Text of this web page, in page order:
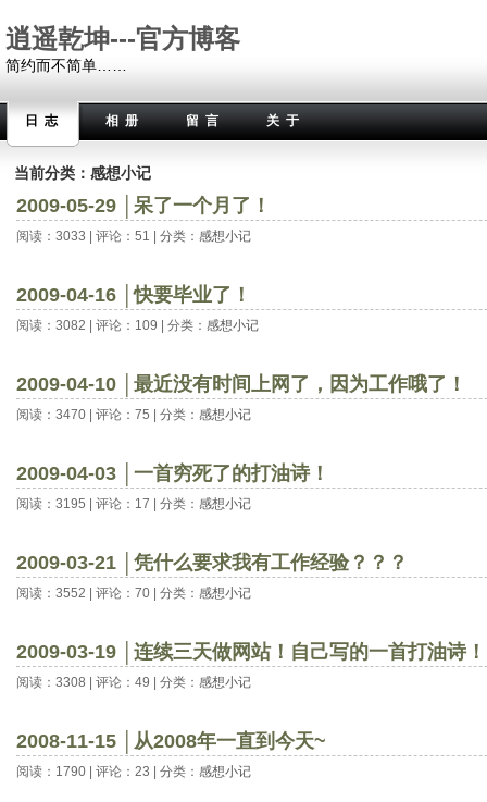
逍遥乾坤---官方博客
简约而不简单……
日志 相册 留言 关于
当前分类：感想小记
2009-05-29 │呆了一个月了！
阅读：3033 | 评论：51 | 分类： 感想小记
2009-04-16 │快要毕业了！
阅读：3082 | 评论：109 | 分类： 感想小记
2009-04-10 │最近没有时间上网了，因为工作哦了！
阅读：3470 | 评论：75 | 分类： 感想小记
2009-04-03 │一首穷死了的打油诗！
阅读：3195 | 评论：17 | 分类： 感想小记
2009-03-21 │凭什么要求我有工作经验？？？
阅读：3552 | 评论：70 | 分类： 感想小记
2009-03-19 │连续三天做网站！自己写的一首打油诗！
阅读：3308 | 评论：49 | 分类： 感想小记
2008-11-15 │从2008年一直到今天~
阅读：1790 | 评论：23 | 分类： 感想小记